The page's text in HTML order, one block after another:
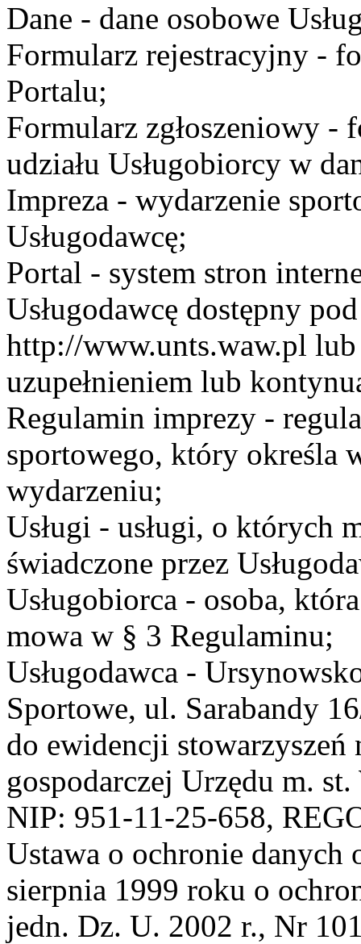
Dane - dane osobowe
Formularz rejestracyjny -
Portalu;
Formularz zgłoszeniowy -
udziału Usługobiorcy w
Impreza - wydarzenie
Usługodawcę;
Portal - system stron
Usługodawcę dostępny
http://www.unts.waw.pl lub
uzupełnieniem lub
Regulamin imprezy -
sportowego, który określa
wydarzeniu;
Usługi - usługi, o których
świadczone przez
Usługobiorca - osoba,
mowa w § 3 Regulaminu;
Usługodawca -
Sportowe, ul. Sarabandy
do ewidencji stowarzyszeń
gospodarczej Urzędu m.
NIP: 951-11-25-658,
Ustawa o ochronie danych
sierpnia 1999 roku o
jedn. Dz. U. 2002 r., Nr